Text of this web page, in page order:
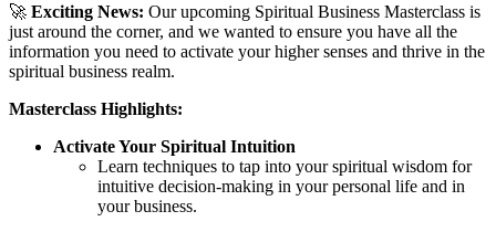
🚀 Exciting News: Our upcoming Spiritual Business Masterclass is
just around the corner, and we wanted to ensure you have all the
information you need to activate your higher senses and thrive in the
spiritual business realm.
Masterclass Highlights:
Activate Your Spiritual Intuition
Learn techniques to tap into your spiritual wisdom for
intuitive decision-making in your personal life and in
your business.